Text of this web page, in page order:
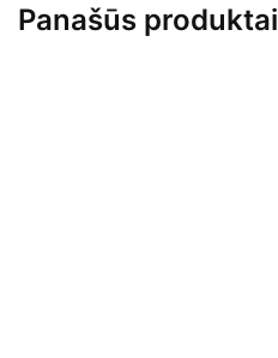
Panašūs produktai